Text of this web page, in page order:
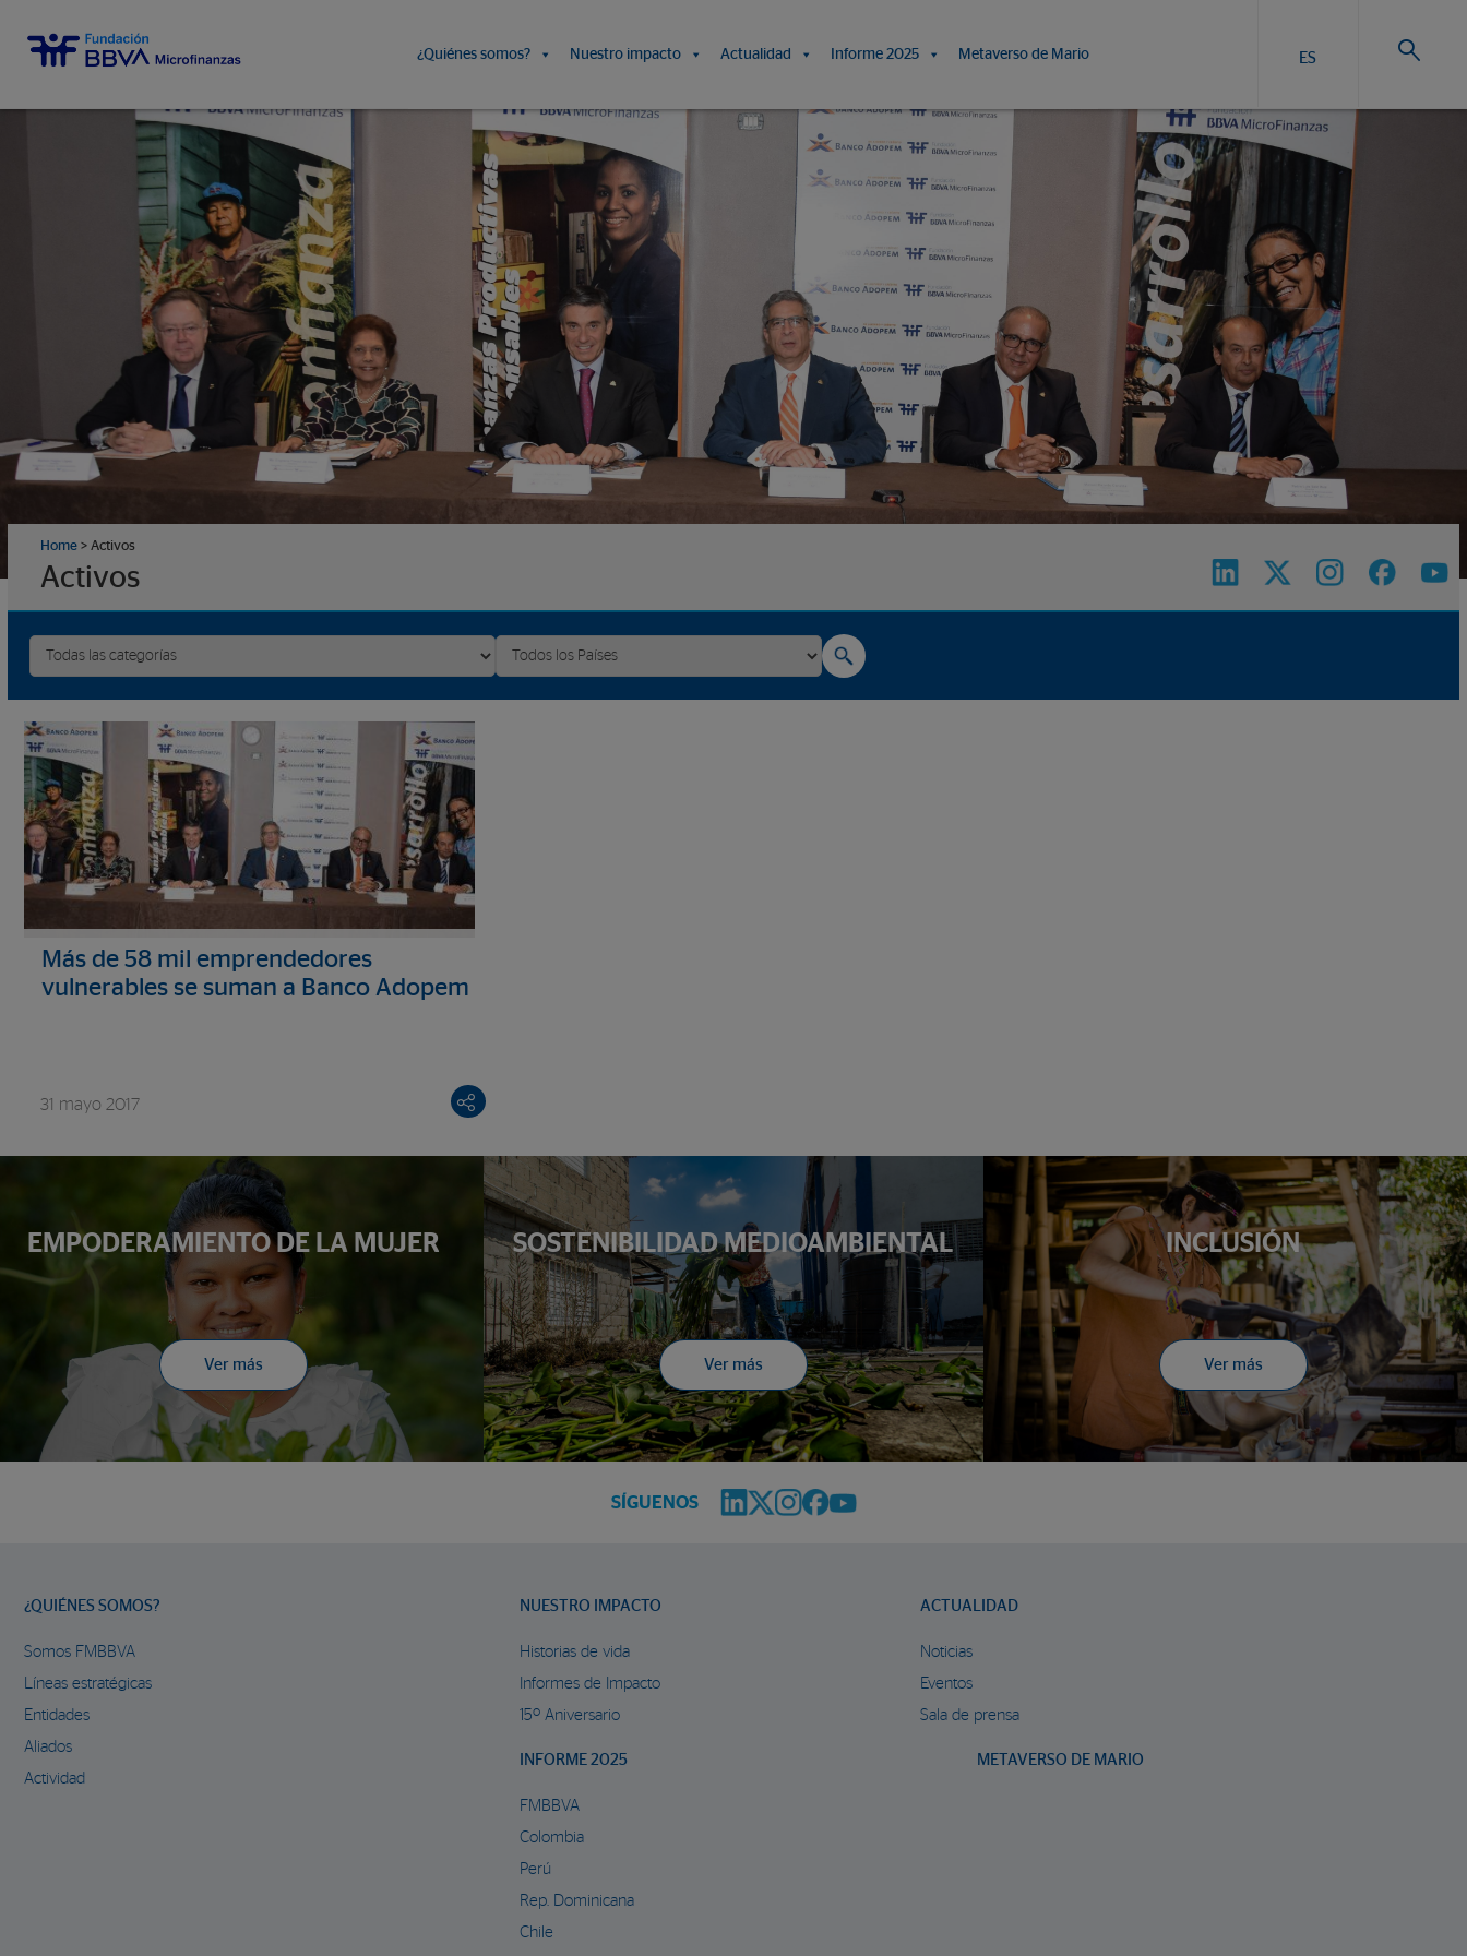
¿Quiénes somos? Nuestro impacto Actualidad Informe 2025 Metaverso de Mario ES
Home > Activos
Activos
Más de 58 mil emprendedores
vulnerables se suman a Banco Adopem
31 mayo 2017
EMPODERAMIENTO DE LA MUJER
Ver más
SOSTENIBILIDAD MEDIOAMBIENTAL
Ver más
INCLUSIÓN
Ver más
SÍGUENOS
¿QUIÉNES SOMOS?
Somos FMBBVA
Líneas estratégicas
Entidades
Aliados
Actividad
NUESTRO IMPACTO
Historias de vida
Informes de Impacto
15º Aniversario
ACTUALIDAD
Noticias
Eventos
Sala de prensa
INFORME 2025
FMBBVA
Colombia
Perú
Rep. Dominicana
Chile
METAVERSO DE MARIO